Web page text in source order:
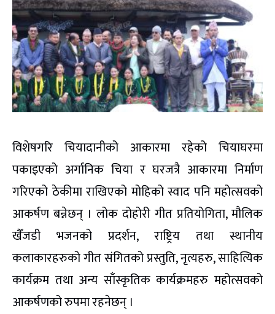
विशेषगरि चियादानीको आकारमा रहेको चियाघरमा
पकाइएको अर्गानिक चिया र घरजत्रै आकारमा निर्माण
गरिएको ठेकीमा राखिएको मोहिको स्वाद पनि महोत्सवको
आकर्षण बन्नेछन् । लोक दोहोरी गीत प्रतियोगिता, मौलिक
खैँजडी भजनको प्रदर्शन, राष्ट्रिय तथा स्थानीय
कलाकारहरुको गीत संगितको प्रस्तुति, नृत्यहरु, साहित्यिक
कार्यक्रम तथा अन्य साँस्कृतिक कार्यक्रमहरु महोत्सवको
आकर्षणको रुपमा रहनेछन् ।